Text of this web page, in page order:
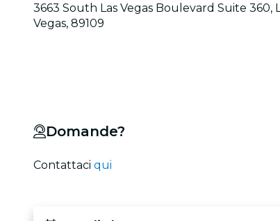
3663 South Las Vegas Boulevard Suite 360,
Vegas, 89109
Domande?
Contattaci qui